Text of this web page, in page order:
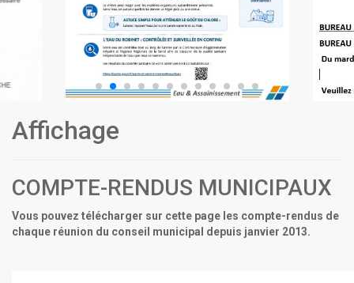
Affichage
COMPTE-RENDUS MUNICIPAUX
Vous pouvez télécharger sur cette page les compte-rendus de
chaque réunion du conseil municipal depuis janvier 2013.